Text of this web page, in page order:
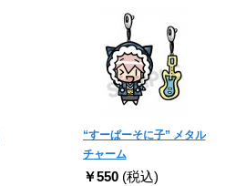
“すーぱーそに子” メタル
チャーム
￥550 (税込)